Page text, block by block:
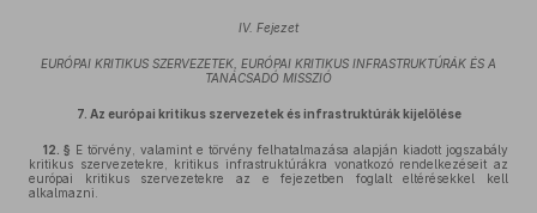
IV. Fejezet
EURÓPAI KRITIKUS SZERVEZETEK, EURÓPAI KRITIKUS INFRASTRUKTÚRÁK ÉS A
TANÁCSADÓ MISSZIÓ
7. Az európai kritikus szervezetek és infrastruktúrák kijelölése
12. § E törvény, valamint e törvény felhatalmazása alapján kiadott jogszabály
kritikus szervezetekre, kritikus infrastruktúrákra vonatkozó rendelkezéseit az
európai kritikus szervezetekre az e fejezetben foglalt eltérésekkel kell
alkalmazni.